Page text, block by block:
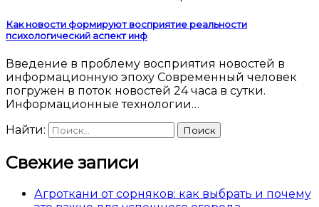
Как новости формируют восприятие реальности
психологический аспект инф
Введение в проблему восприятия новостей в
информационную эпоху Современный человек
погружен в поток новостей 24 часа в сутки.
Информационные технологии…
Найти:
Свежие записи
Агроткани от сорняков: как выбрать и почему